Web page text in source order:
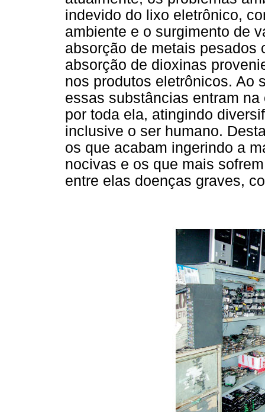
indevido do lixo eletrônico,
ambiente e o surgimento de
absorção de metais pesados
absorção de dioxinas
nos produtos eletrônicos. Ao
essas substâncias entram
por toda ela, atingindo
inclusive o ser humano.
os que acabam ingerindo a
nocivas e os que mais
entre elas doenças graves,